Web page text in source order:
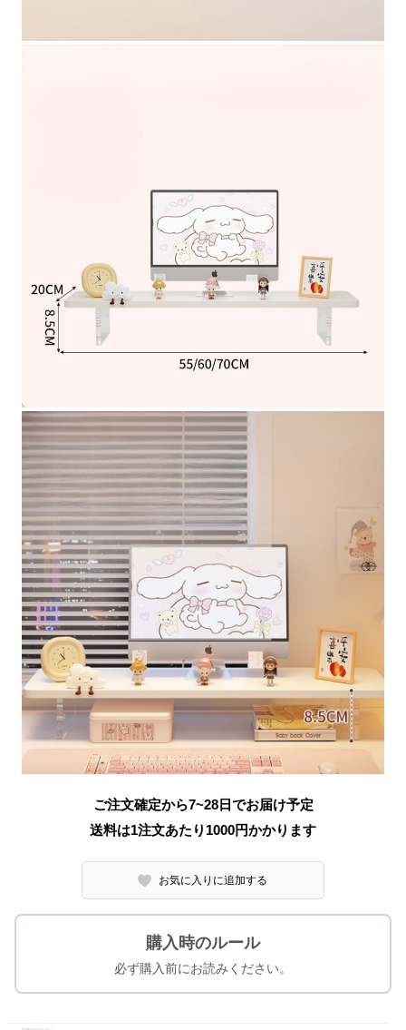
ご注文確定から7~28日でお届け予定
送料は1注文あたり 1000円かかります
お気に入りに追加する
購入時のルール
必ず購入前にお読みください。